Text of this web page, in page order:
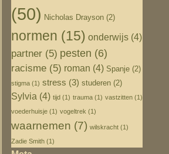
(50) Nicholas Drayson (2)
normen (15) onderwijs (4)
partner (5) pesten (6)
racisme (5) roman (4) Spanje (2)
stigma (1) stress (3) studeren (2)
Sylvia (4) tijd (1) trauma (1) vastzitten (1)
voederhuisje (1) vogeltrek (1)
waarnemen (7) wilskracht (1)
Zadie Smith (1)